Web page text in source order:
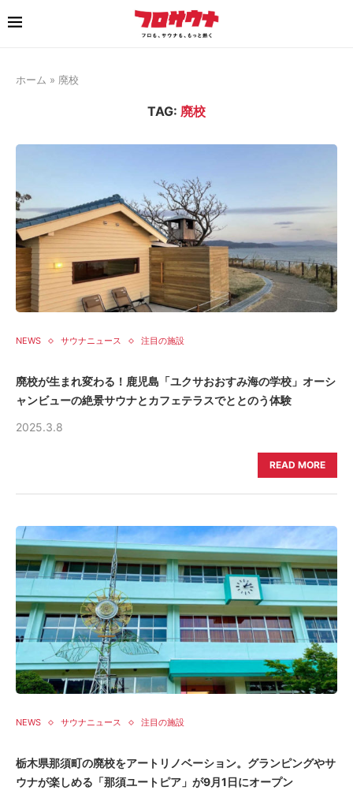
ホーム » 廃校
TAG: 廃校
NEWS サウナニュース 注目の施設
廃校が生まれ変わる！鹿児島「ユクサおおすみ海の学校」オーシ
ャンビューの絶景サウナとカフェテラスでととのう体験
2025.3.8
READ MORE
NEWS サウナニュース 注目の施設
栃木県那須町の廃校をアートリノベーション。グランピングやサ
ウナが楽しめる「那須ユートピア」が9月1日にオープン